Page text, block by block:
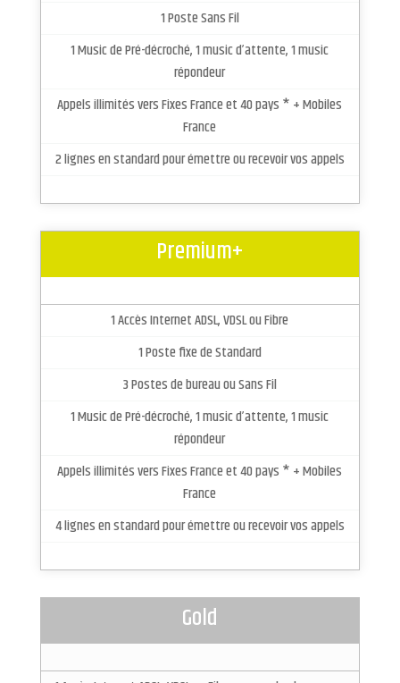
1 Poste Sans Fil
1 Music de Pré-décroché, 1 music d’attente, 1 music
répondeur
Appels illimités vers Fixes France et 40 pays * + Mobiles
France
2 lignes en standard pour émettre ou recevoir vos appels
Premium+
1 Accès Internet ADSL, VDSL ou Fibre
1 Poste fixe de Standard
3 Postes de bureau ou Sans Fil
1 Music de Pré-décroché, 1 music d’attente, 1 music
répondeur
Appels illimités vers Fixes France et 40 pays * + Mobiles
France
4 lignes en standard pour émettre ou recevoir vos appels
Gold